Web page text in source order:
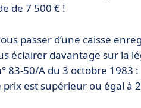
de 7 500 € !
passer d’une caisse
éclairer davantage sur la
83-50/A du 3 octobre 1983 :
est supérieur ou égal à